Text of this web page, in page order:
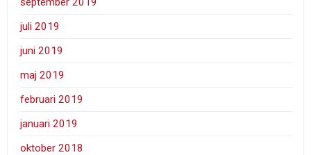
juli 2019
juni 2019
maj 2019
februari 2019
januari 2019
oktober 2018